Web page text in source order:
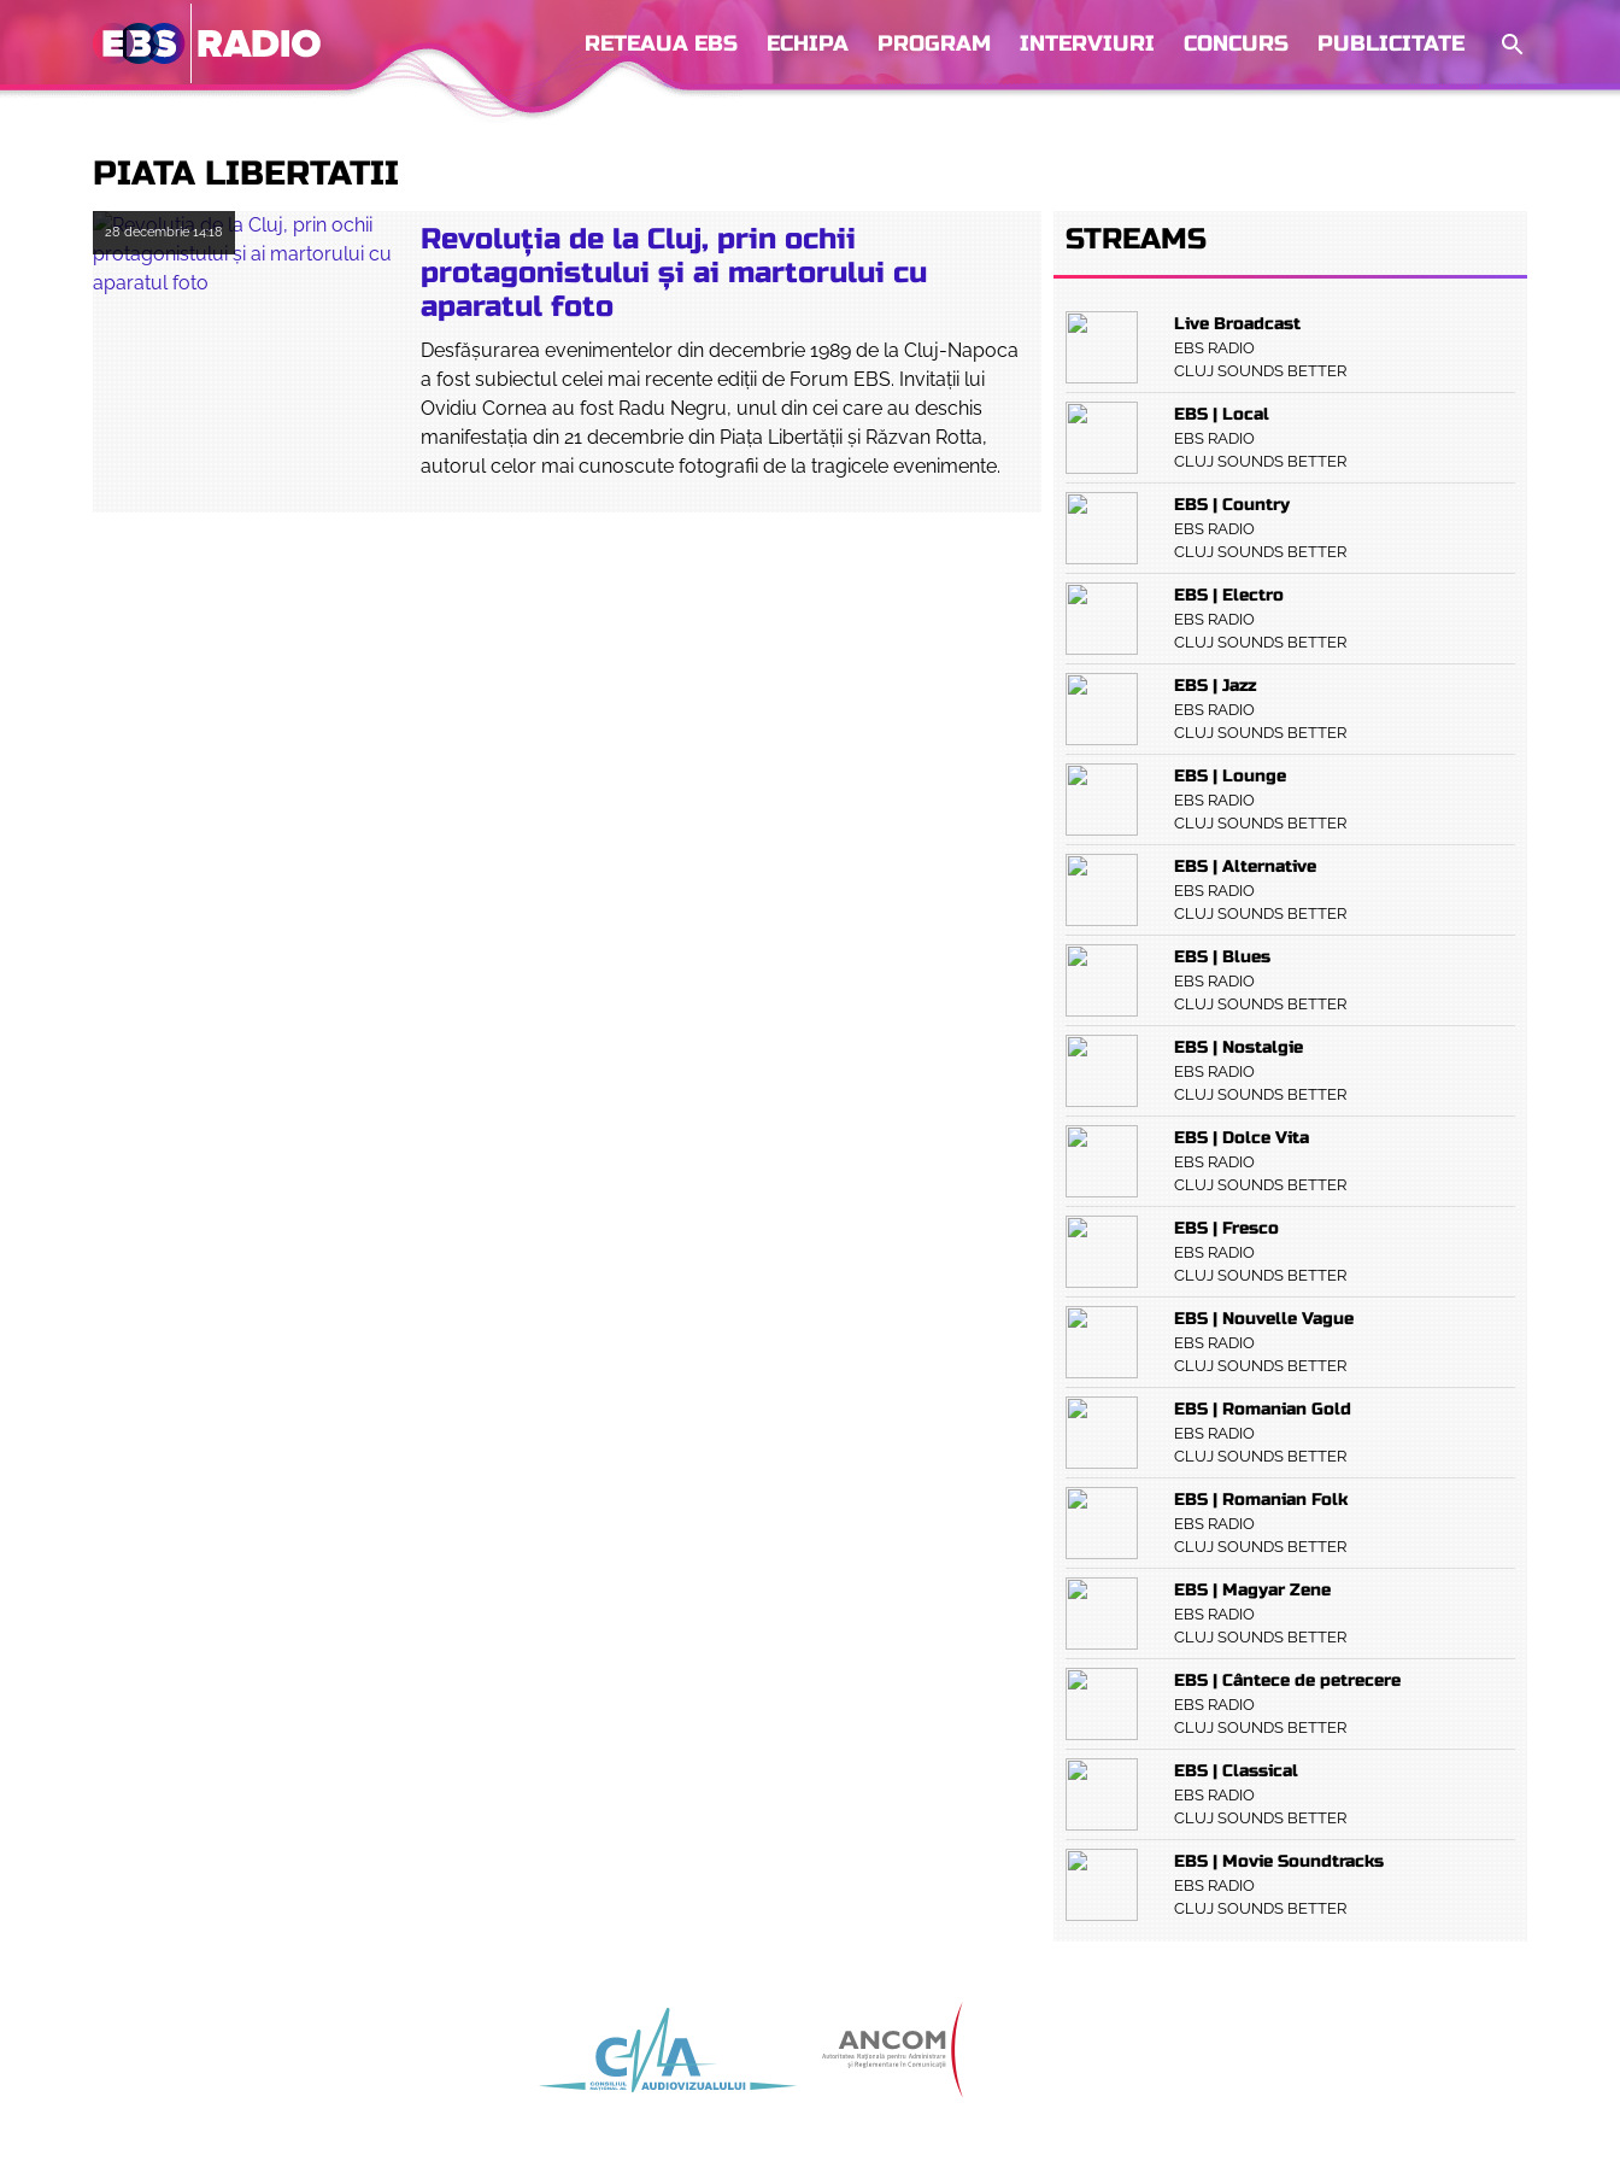
RETEAUA EBS ECHIPA PROGRAM INTERVIURI CONCURS PUBLICITATE
PIATA LIBERTATII
28 decembrie14:18
Revoluția de la Cluj, prin ochii
protagonistului și ai martorului cu
aparatul foto
Desfășurarea evenimentelor din decembrie 1989 de la Cluj-Napoca
a fost subiectul celei mai recente ediții de Forum EBS. Invitații lui
Ovidiu Cornea au fost Radu Negru, unul din cei care au deschis
manifestația din 21 decembrie din Piața Libertății și Răzvan Rotta,
autorul celor mai cunoscute fotografii de la tragicele evenimente.
STREAMS
Live Broadcast
EBS RADIO
CLUJ SOUNDS BETTER
EBS | Local
EBS RADIO
CLUJ SOUNDS BETTER
EBS | Country
EBS RADIO
CLUJ SOUNDS BETTER
EBS | Electro
EBS RADIO
CLUJ SOUNDS BETTER
EBS | Jazz
EBS RADIO
CLUJ SOUNDS BETTER
EBS | Lounge
EBS RADIO
CLUJ SOUNDS BETTER
EBS | Alternative
EBS RADIO
CLUJ SOUNDS BETTER
EBS | Blues
EBS RADIO
CLUJ SOUNDS BETTER
EBS | Nostalgie
EBS RADIO
CLUJ SOUNDS BETTER
EBS | Dolce Vita
EBS RADIO
CLUJ SOUNDS BETTER
EBS | Fresco
EBS RADIO
CLUJ SOUNDS BETTER
EBS | Nouvelle Vague
EBS RADIO
CLUJ SOUNDS BETTER
EBS | Romanian Gold
EBS RADIO
CLUJ SOUNDS BETTER
EBS | Romanian Folk
EBS RADIO
CLUJ SOUNDS BETTER
EBS | Magyar Zene
EBS RADIO
CLUJ SOUNDS BETTER
EBS | Cântece de petrecere
EBS RADIO
CLUJ SOUNDS BETTER
EBS | Classical
EBS RADIO
CLUJ SOUNDS BETTER
EBS | Movie Soundtracks
EBS RADIO
CLUJ SOUNDS BETTER